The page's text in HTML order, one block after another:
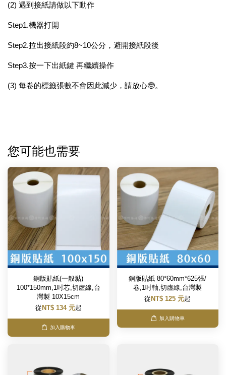
(2) 遇到接紙請做以下動作
Step1.機器打開
Step2.拉出接紙段約8~10公分，避開接紙段後
Step3.按一下出紙鍵 再繼續操作
(3) 每卷的標籤張數不會因此減少，請放心🤓。
您可能也需要
銅版貼紙(一般黏)
100*150mm,1吋芯,切虛線,台
灣製 10X15cm
從 NT$ 134 元起
加入購物車
銅版貼紙 80*60mm*625張/
卷,1吋軸,切虛線,台灣製
從 NT$ 125 元起
加入購物車